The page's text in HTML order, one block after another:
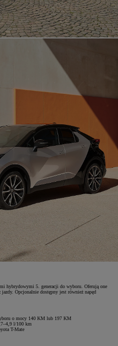
hybrydowymi 5. generacji do wyboru. Oferują one
Opcjonalnie dostępny jest również napęd
o mocy 140 KM lub 197 KM
l/100 km
T-Mate